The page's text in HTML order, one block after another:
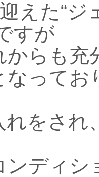
えた“
すが
からも
なってお
れをさ
ディシ